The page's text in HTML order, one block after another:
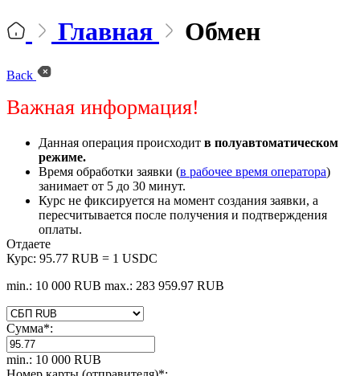
Главная Обмен
Back
Важная информация!
Данная операция происходит в полуавтоматическом
режиме.
Время обработки заявки (в рабочее время оператора)
занимает от 5 до 30 минут.
Курс не фиксируется на момент создания заявки, а
пересчитывается после получения и подтверждения
оплаты.
Отдаете
Курс: 95.77 RUB = 1 USDC
min.: 10 000 RUB max.: 283 959.97 RUB
Сумма*:
min.: 10 000 RUB